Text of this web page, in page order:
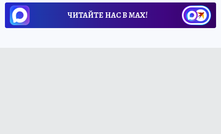
ЧИТАЙТЕ НАС В МАХ!